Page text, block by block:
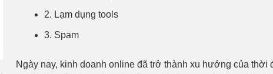
2. Lạm dụng tools
3. Spam
Ngày nay, kinh doanh online đã trở thành xu hướng của